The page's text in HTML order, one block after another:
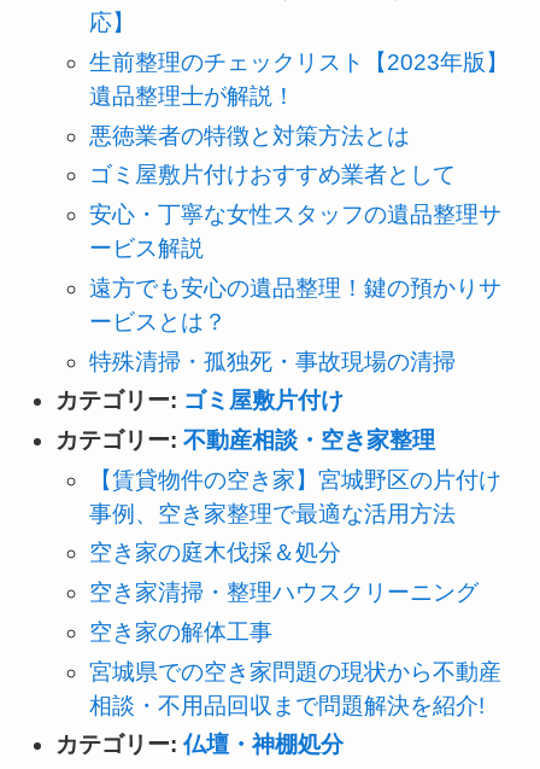
応】
生前整理のチェックリスト【2023年版】
遺品整理士が解説！
悪徳業者の特徴と対策方法とは
ゴミ屋敷片付けおすすめ業者として
安心・丁寧な女性スタッフの遺品整理サ
ービス解説
遠方でも安心の遺品整理！鍵の預かりサ
ービスとは？
特殊清掃・孤独死・事故現場の清掃
カテゴリー: ゴミ屋敷片付け
カテゴリー:不動産相談・空き家整理
【賃貸物件の空き家】宮城野区の片付け
事例、空き家整理で最適な活用方法
空き家の庭木伐採＆処分
空き家清掃・整理ハウスクリーニング
空き家の解体工事
宮城県での空き家問題の現状から不動産
相談・不用品回収まで問題解決を紹介!
カテゴリー:仏壇・神棚処分